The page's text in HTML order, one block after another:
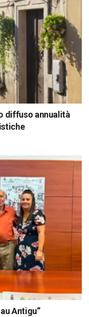
diffuso annualità
Antigu”